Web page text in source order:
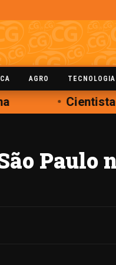
AGRO TECNOLOGIA